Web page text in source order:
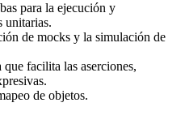
para la ejecución y
unitarias.
de mocks y la simulación de
facilita las aserciones,
de objetos.